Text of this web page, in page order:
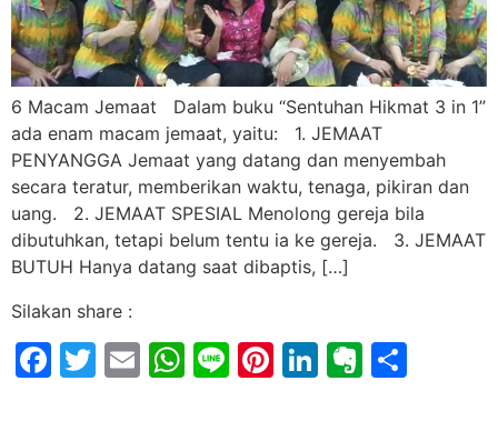
6 Macam Jemaat Dalam buku “Sentuhan Hikmat 3 in 1”
ada enam macam jemaat, yaitu: 1. JEMAAT
PENYANGGA Jemaat yang datang dan menyembah
secara teratur, memberikan waktu, tenaga, pikiran dan
uang. 2. JEMAAT SPESIAL Menolong gereja bila
dibutuhkan, tetapi belum tentu ia ke gereja. 3. JEMAAT
BUTUH Hanya datang saat dibaptis, […]
Silakan share :
Facebook
Twitter
EmailWhatsApp
LinePinterest
LinkedIn